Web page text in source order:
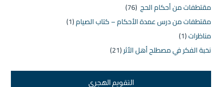
مقتطفات من أحكام الحج (76)
مقتطفات من درس عمدة الأحكام – كتاب الصيام(1)
مناظرات(1)
نخبة الفكر في مصطلح أهل الأثر(21)
التقويم الهجري